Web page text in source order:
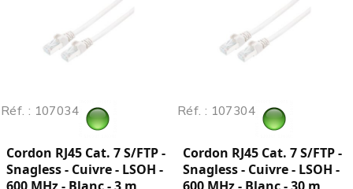
Réf. : 107034
Cordon RJ45 Cat. 7 S/FTP -
Snagless - Cuivre - LSOH -
Réf. : 107304
Cordon RJ45 Cat. 7 S/FTP -
Snagless - Cuivre - LSOH -